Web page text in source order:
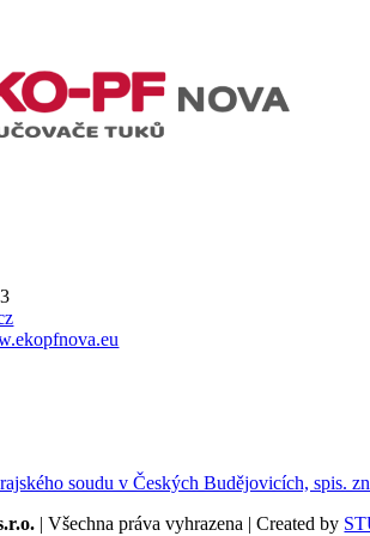
soudu v Českých Budějovicích, spis.
| Všechna práva vyhrazena | Created by